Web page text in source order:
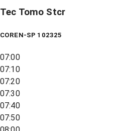
Tec Tomo Stcr
COREN-SP 102325
07:00
07:10
07:20
07:30
07:40
07:50